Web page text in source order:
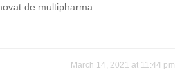
de multipharma.
March 14, 2021 at 11:44 pm